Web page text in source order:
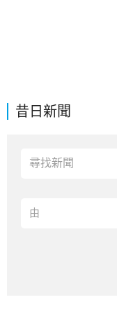
昔日新聞